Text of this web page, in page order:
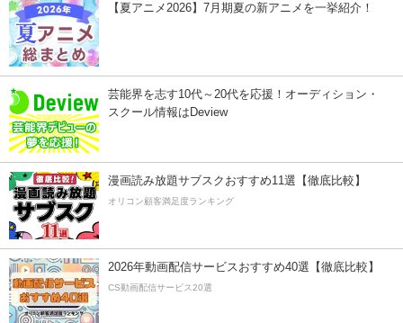
【夏アニメ2026】7月期夏の新アニメを一挙紹介！
芸能界を志す10代～20代を応援！オーディション・
スクール情報はDeview
漫画読み放題サブスクおすすめ11選【徹底比較】
オリコン顧客満足度ランキング
2026年動画配信サービスおすすめ40選【徹底比較】
CS動画配信サービス20選